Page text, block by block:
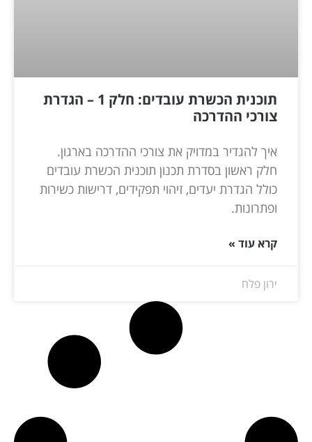
תוכנית הכשרת עובדים: חלק 1 – הגדרת
צורכי ההדרכה
איך להגדיר במדויק את צורכי ההדרכה בארגון.
חלק ראשון בסדרת תכנון תוכנית הכשרת עובדים
כולל הגדרת יעדים, זיהוי תפקידים, דרישות כשירות
ופתרונות.
קרא עוד »
ירון פלח